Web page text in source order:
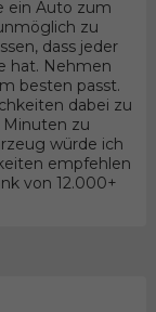
ein Auto zum
zu
dass jeder
hat. Nehmen
besten passt.
dabei zu
zu
würde ich
empfehlen
von 12.000+